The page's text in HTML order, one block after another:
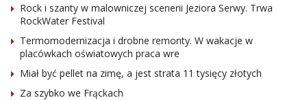
Rock i szanty w malowniczej scenerii Jeziora Serwy. Trwa
RockWater Festival
Termomodernizacja i drobne remonty. W wakacje w
placówkach oświatowych praca wre
Miał być pellet na zimę, a jest strata 11 tysięcy złotych
Za szybko we Frąckach